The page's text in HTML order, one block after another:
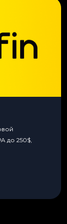
до 250$,